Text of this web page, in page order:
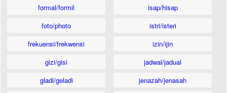
formal/formil
foto/photo
frekuensi/frekwensi
gizi/gisi
gladi/geladi
isap/hisap
istri/isteri
izin/ijin
jadwal/jadual
jenazah/jenasah